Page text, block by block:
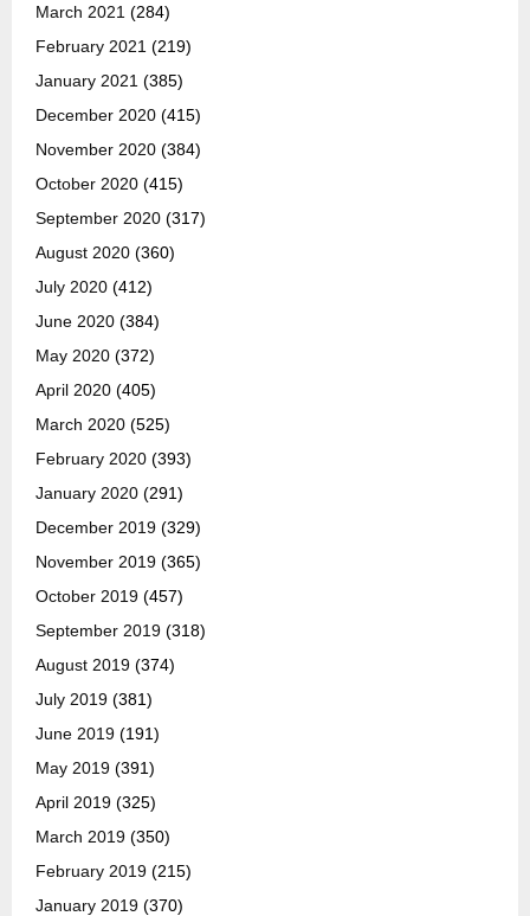
March 2021 (284)
February 2021 (219)
January 2021 (385)
December 2020 (415)
November 2020 (384)
October 2020 (415)
September 2020 (317)
August 2020 (360)
July 2020 (412)
June 2020 (384)
May 2020 (372)
April 2020 (405)
March 2020 (525)
February 2020 (393)
January 2020 (291)
December 2019 (329)
November 2019 (365)
October 2019 (457)
September 2019 (318)
August 2019 (374)
July 2019 (381)
June 2019 (191)
May 2019 (391)
April 2019 (325)
March 2019 (350)
February 2019 (215)
January 2019 (370)